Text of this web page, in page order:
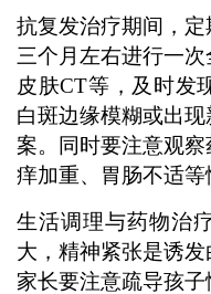
抗复发治疗期间，
三个月左右进行一次
皮肤CT等，及时发
白斑边缘模糊或出
案。同时要注意观
痒加重、胃肠不适等
生活调理与药物治
大，精神紧张是诱发
家长要注意疏导孩